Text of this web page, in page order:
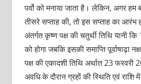
पर्वो को मनाया जाता है। लेकिन, अगर
तीसरे सप्ताह की, तो इस सप्ताह का आरंभ
अंतर्गत कृष्ण पक्ष की चतुर्थी तिथि यानी
को होगा जबकि इसकी समाप्ति पूर्वाषाढ़ा
पक्ष की एकादशी तिथि अर्थात 23 फरवरी
अवधि के दौरान ग्रहों की स्थिति एवं राशि